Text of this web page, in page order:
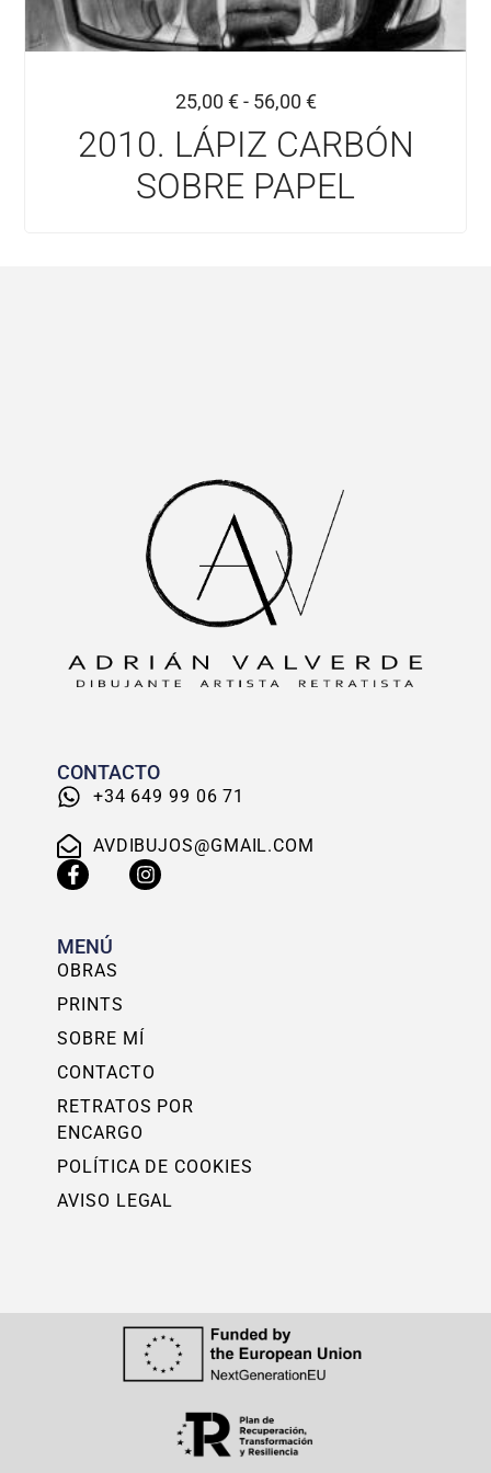
25,00 € - 56,00 €
2010. LÁPIZ CARBÓN
SOBRE PAPEL
MENÚ
OBRAS
PRINTS
SOBRE MÍ
CONTACTO
RETRATOS POR
ENCARGO
POLÍTICA DE COOKIES
AVISO LEGAL
CONTACTO
+34 649 99 06 71
AVDIBUJOS@GMAIL.COM